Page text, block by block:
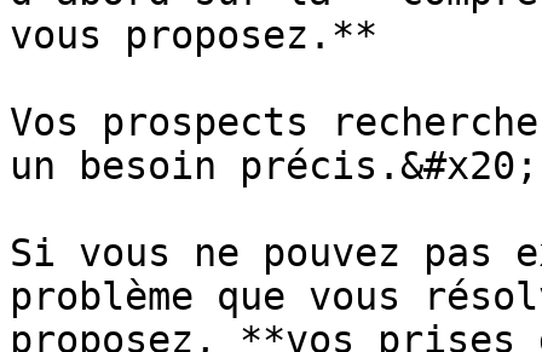
vous proposez.**
Vos prospects
un besoin précis.&#x20;
Si vous ne pouvez pas
problème que vous
proposez, **vos prises